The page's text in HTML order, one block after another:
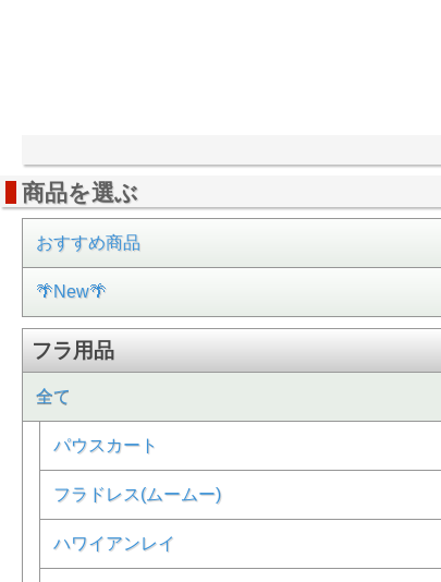
商品を選ぶ
おすすめ商品
🌴New🌴
フラ用品
全て
パウスカート
フラドレス(ムームー)
ハワイアンレイ